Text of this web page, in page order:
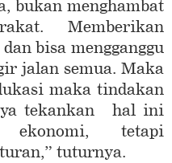
bukan menghambat
Memberikan
bisa mengganggu
jalan semua. Maka
maka tindakan
tekankan hal ini
ekonomi, tetapi
tuturnya.